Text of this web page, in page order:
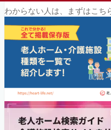
わからない人は、まずはこち